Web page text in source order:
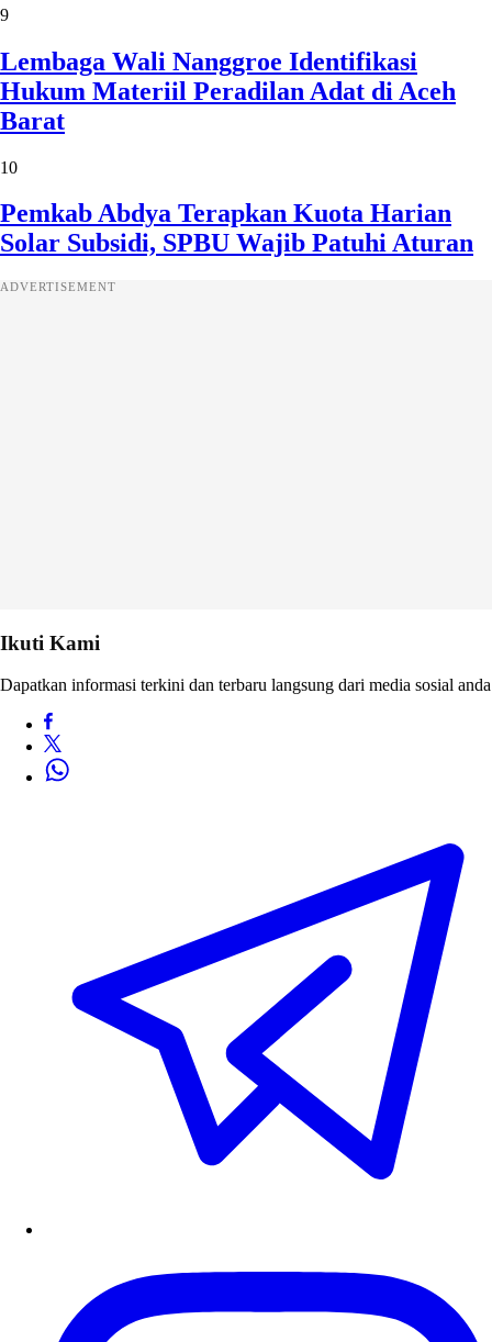
9
Lembaga Wali Nanggroe Identifikasi
Hukum Materiil Peradilan Adat di Aceh
Barat
10
Pemkab Abdya Terapkan Kuota Harian
Solar Subsidi, SPBU Wajib Patuhi Aturan
ADVERTISEMENT
Ikuti Kami
Dapatkan informasi terkini dan terbaru langsung dari media sosial anda